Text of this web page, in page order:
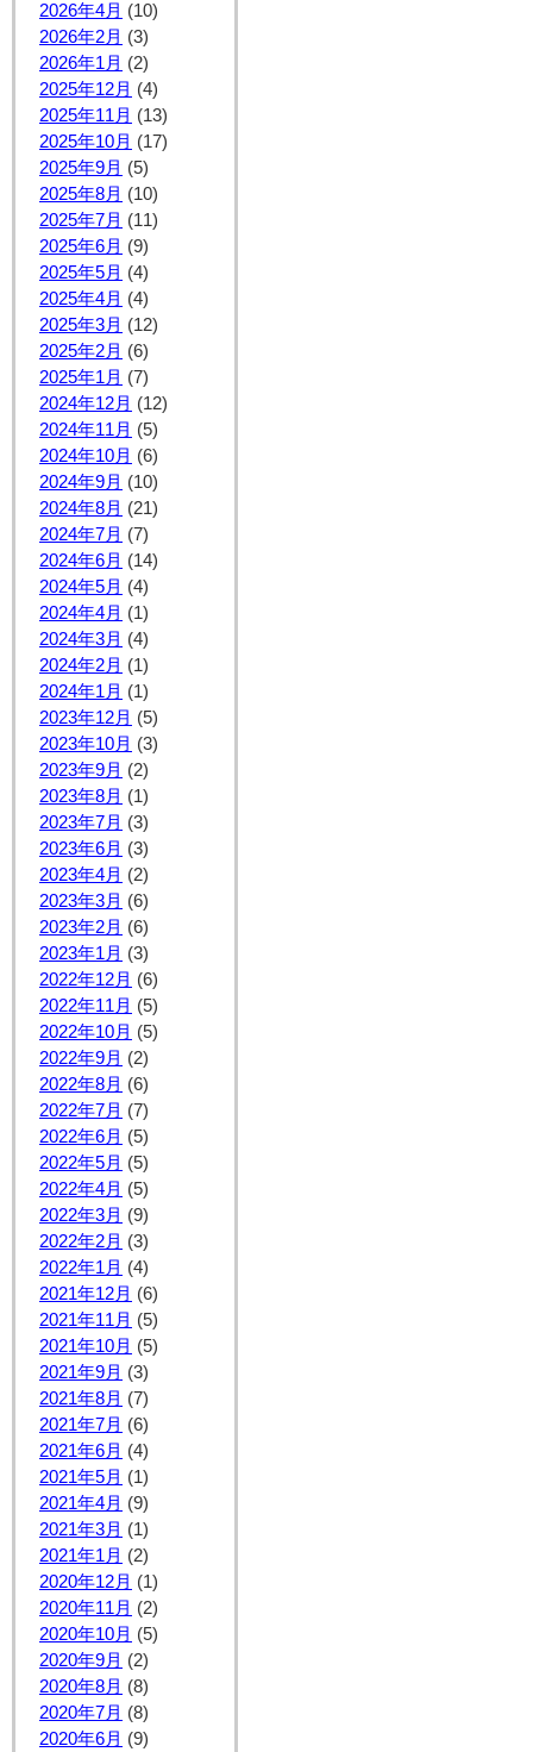
2026年4月 (10)
2026年2月 (3)
2026年1月 (2)
2025年12月 (4)
2025年11月 (13)
2025年10月 (17)
2025年9月 (5)
2025年8月 (10)
2025年7月 (11)
2025年6月 (9)
2025年5月 (4)
2025年4月 (4)
2025年3月 (12)
2025年2月 (6)
2025年1月 (7)
2024年12月 (12)
2024年11月 (5)
2024年10月 (6)
2024年9月 (10)
2024年8月 (21)
2024年7月 (7)
2024年6月 (14)
2024年5月 (4)
2024年4月 (1)
2024年3月 (4)
2024年2月 (1)
2024年1月 (1)
2023年12月 (5)
2023年10月 (3)
2023年9月 (2)
2023年8月 (1)
2023年7月 (3)
2023年6月 (3)
2023年4月 (2)
2023年3月 (6)
2023年2月 (6)
2023年1月 (3)
2022年12月 (6)
2022年11月 (5)
2022年10月 (5)
2022年9月 (2)
2022年8月 (6)
2022年7月 (7)
2022年6月 (5)
2022年5月 (5)
2022年4月 (5)
2022年3月 (9)
2022年2月 (3)
2022年1月 (4)
2021年12月 (6)
2021年11月 (5)
2021年10月 (5)
2021年9月 (3)
2021年8月 (7)
2021年7月 (6)
2021年6月 (4)
2021年5月 (1)
2021年4月 (9)
2021年3月 (1)
2021年1月 (2)
2020年12月 (1)
2020年11月 (2)
2020年10月 (5)
2020年9月 (2)
2020年8月 (8)
2020年7月 (8)
2020年6月 (9)